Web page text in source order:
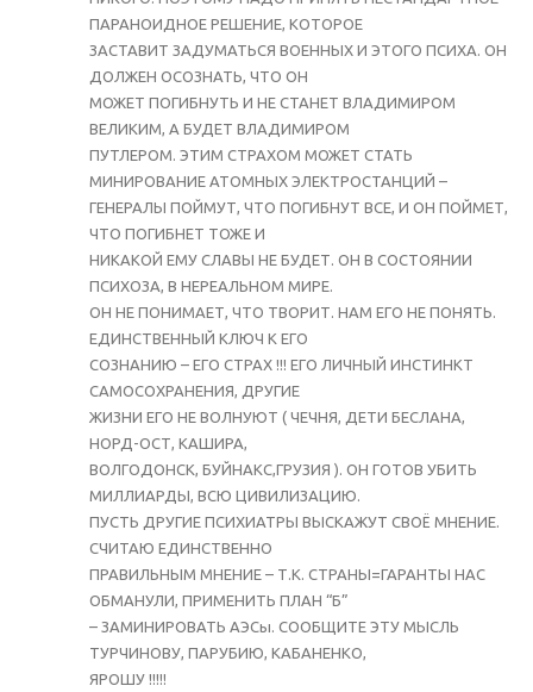
ПАРАНОИДНОЕ РЕШЕНИЕ, КОТОРОЕ
ЗАСТАВИТ ЗАДУМАТЬСЯ ВОЕННЫХ И ЭТОГО ПСИХА. ОН
ДОЛЖЕН ОСОЗНАТЬ, ЧТО ОН
МОЖЕТ ПОГИБНУТЬ И НЕ СТАНЕТ ВЛАДИМИРОМ
ВЕЛИКИМ, А БУДЕТ ВЛАДИМИРОМ
ПУТЛЕРОМ. ЭТИМ СТРАХОМ МОЖЕТ СТАТЬ
МИНИРОВАНИЕ АТОМНЫХ ЭЛЕКТРОСТАНЦИЙ –
ГЕНЕРАЛЫ ПОЙМУТ, ЧТО ПОГИБНУТ ВСЕ, И ОН ПОЙМЕТ,
ЧТО ПОГИБНЕТ ТОЖЕ И
НИКАКОЙ ЕМУ СЛАВЫ НЕ БУДЕТ. ОН В СОСТОЯНИИ
ПСИХОЗА, В НЕРЕАЛЬНОМ МИРЕ.
ОН НЕ ПОНИМАЕТ, ЧТО ТВОРИТ. НАМ ЕГО НЕ ПОНЯТЬ.
ЕДИНСТВЕННЫЙ КЛЮЧ К ЕГО
СОЗНАНИЮ – ЕГО СТРАХ !!! ЕГО ЛИЧНЫЙ ИНСТИНКТ
САМОСОХРАНЕНИЯ, ДРУГИЕ
ЖИЗНИ ЕГО НЕ ВОЛНУЮТ ( ЧЕЧНЯ, ДЕТИ БЕСЛАНА,
НОРД-ОСТ, КАШИРА,
ВОЛГОДОНСК, БУЙНАКС,ГРУЗИЯ ). ОН ГОТОВ УБИТЬ
МИЛЛИАРДЫ, ВСЮ ЦИВИЛИЗАЦИЮ.
ПУСТЬ ДРУГИЕ ПСИХИАТРЫ ВЫСКАЖУТ СВОЁ МНЕНИЕ.
СЧИТАЮ ЕДИНСТВЕННО
ПРАВИЛЬНЫМ МНЕНИЕ – Т.К. СТРАНЫ=ГАРАНТЫ НАС
ОБМАНУЛИ, ПРИМЕНИТЬ ПЛАН “Б”
– ЗАМИНИРОВАТЬ АЭСы. СООБЩИТЕ ЭТУ МЫСЛЬ
ТУРЧИНОВУ, ПАРУБИЮ, КАБАНЕНКО,
ЯРОШУ !!!!!